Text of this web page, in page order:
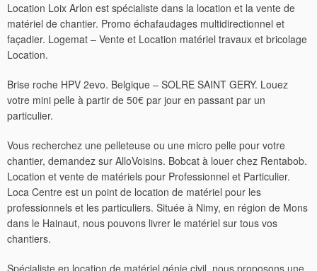
Location Loix Arlon est spécialiste dans la location et la vente de
matériel de chantier. Promo échafaudages multidirectionnel et
façadier. Logemat – Vente et Location matériel travaux et bricolage
Location.
Brise roche HPV 2evo. Belgique – SOLRE SAINT GERY. Louez
votre mini pelle à partir de 50€ par jour en passant par un
particulier.
Vous recherchez une pelleteuse ou une micro pelle pour votre
chantier, demandez sur AlloVoisins. Bobcat à louer chez Rentabob.
Location et vente de matériels pour Professionnel et Particulier.
Loca Centre est un point de location de matériel pour les
professionnels et les particuliers. Située à Nimy, en région de Mons
dans le Hainaut, nous pouvons livrer le matériel sur tous vos
chantiers.